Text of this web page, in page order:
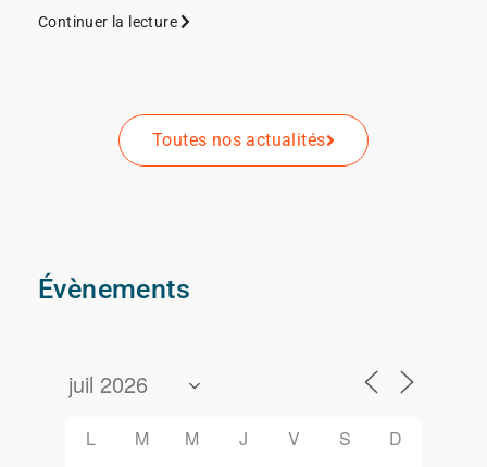
Continuer la lecture
Toutes nos actualités
Évènements
L M M J V S
D